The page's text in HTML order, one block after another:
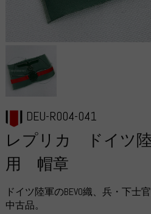
DEU-R004-041
レプリカ ドイツ
用 帽章
ドイツ陸軍のBEVO織、兵・下士
中古品。